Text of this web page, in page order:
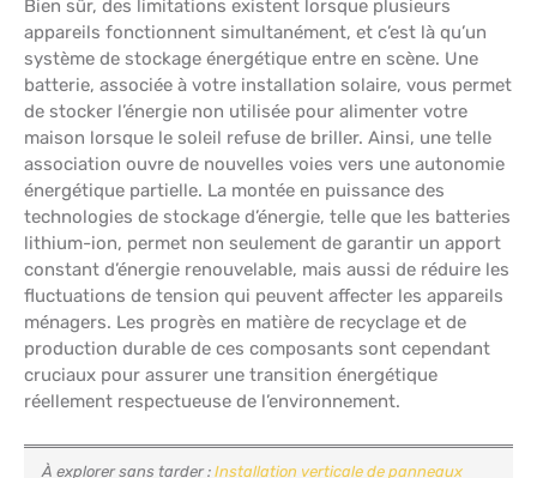
Bien sûr, des limitations existent lorsque plusieurs
appareils fonctionnent simultanément, et c’est là qu’un
système de stockage énergétique entre en scène. Une
batterie, associée à votre installation solaire, vous permet
de stocker l’énergie non utilisée pour alimenter votre
maison lorsque le soleil refuse de briller. Ainsi, une telle
association ouvre de nouvelles voies vers une autonomie
énergétique partielle. La montée en puissance des
technologies de stockage d’énergie, telle que les batteries
lithium-ion, permet non seulement de garantir un apport
constant d’énergie renouvelable, mais aussi de réduire les
fluctuations de tension qui peuvent affecter les appareils
ménagers. Les progrès en matière de recyclage et de
production durable de ces composants sont cependant
cruciaux pour assurer une transition énergétique
réellement respectueuse de l’environnement.
À explorer sans tarder : Installation verticale de panneaux